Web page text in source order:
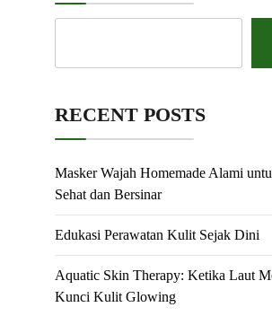
RECENT POSTS
Masker Wajah Homemade Alami
Sehat dan Bersinar
Edukasi Perawatan Kulit Sejak Dini
Aquatic Skin Therapy: Ketika Laut
Kunci Kulit Glowing